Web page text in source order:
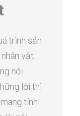
trình sản
vật.
nói
lời thì
tính